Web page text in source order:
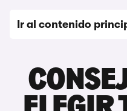
Ir al contenido